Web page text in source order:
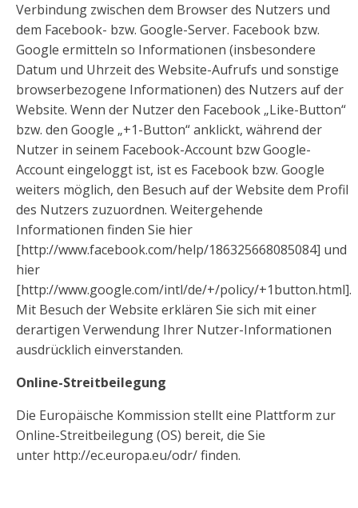
Verbindung zwischen dem Browser des Nutzers und
dem Facebook- bzw. Google-Server. Facebook bzw.
Google ermitteln so Informationen (insbesondere
Datum und Uhrzeit des Website-Aufrufs und sonstige
browserbezogene Informationen) des Nutzers auf der
Website. Wenn der Nutzer den Facebook „Like-Button“
bzw. den Google „+1-Button“ anklickt, während der
Nutzer in seinem Facebook-Account bzw Google-
Account eingeloggt ist, ist es Facebook bzw. Google
weiters möglich, den Besuch auf der Website dem Profil
des Nutzers zuzuordnen. Weitergehende
Informationen finden Sie hier
[http://www.facebook.com/help/186325668085084] und
hier
[http://www.google.com/intl/de/+/policy/+1button.html].
Mit Besuch der Website erklären Sie sich mit einer
derartigen Verwendung Ihrer Nutzer-Informationen
ausdrücklich einverstanden.
Online-Streitbeilegung
Die Europäische Kommission stellt eine Plattform zur
Online-Streitbeilegung (OS) bereit, die Sie
unter http://ec.europa.eu/odr/ finden.